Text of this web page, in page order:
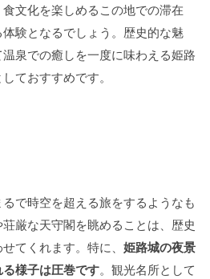
文化を楽しめるこの地での滞在
験となるでしょう。歴史的な魅
泉での癒しを一度に味わえる姫路
ておすすめです。
で時空を超える旅をするようなも
厳な天守閣を眺めることは、歴史
てくれます。特に、 姫路城の夜景
様子は圧巻です。観光名所として